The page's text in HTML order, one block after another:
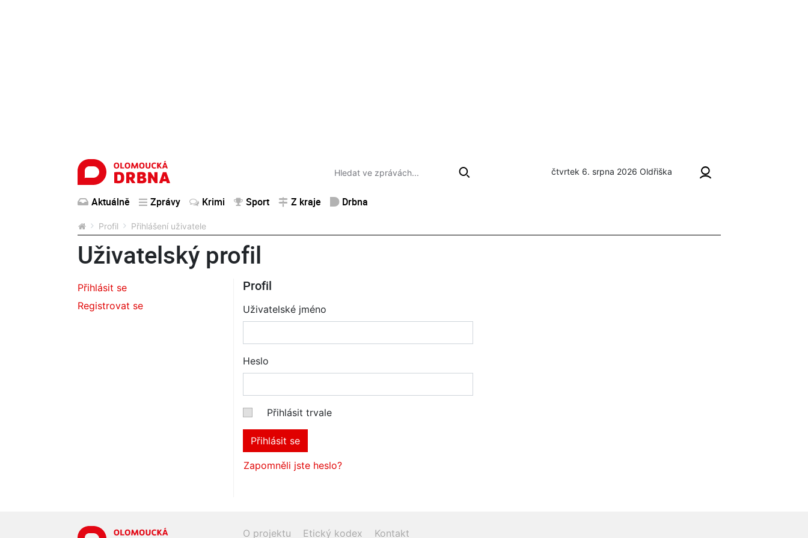
čtvrtek 6. srpna 2026 Oldřiška
Aktuálně Zprávy Krimi Sport Z kraje Drbna
Profil Přihlášení uživatele
Uživatelský profil
Přihlásit se
Registrovat se
Profil
Uživatelské jméno
Heslo
Přihlásit trvale
Přihlásit se
Zapomněli jste heslo?
O projektu Etický kodex Kontakt